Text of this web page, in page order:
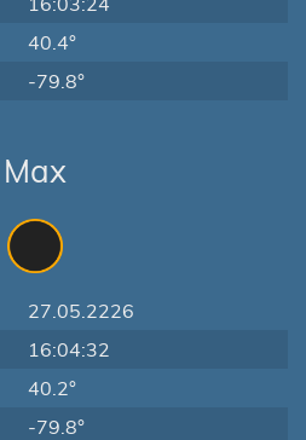
40.4°
-79.8°
Max
27.05.2226
16:04:32
40.2°
-79.8°